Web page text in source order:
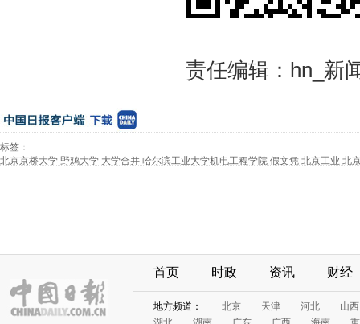
责任编辑：hn_新
标签：
北京京桥大学 野鸡大学 大学合并 哈尔滨工业大学机电工程学院 假文凭 北京工业 北
首页 时政 资讯 财经
地方频道： 北京 天津 河北
山西